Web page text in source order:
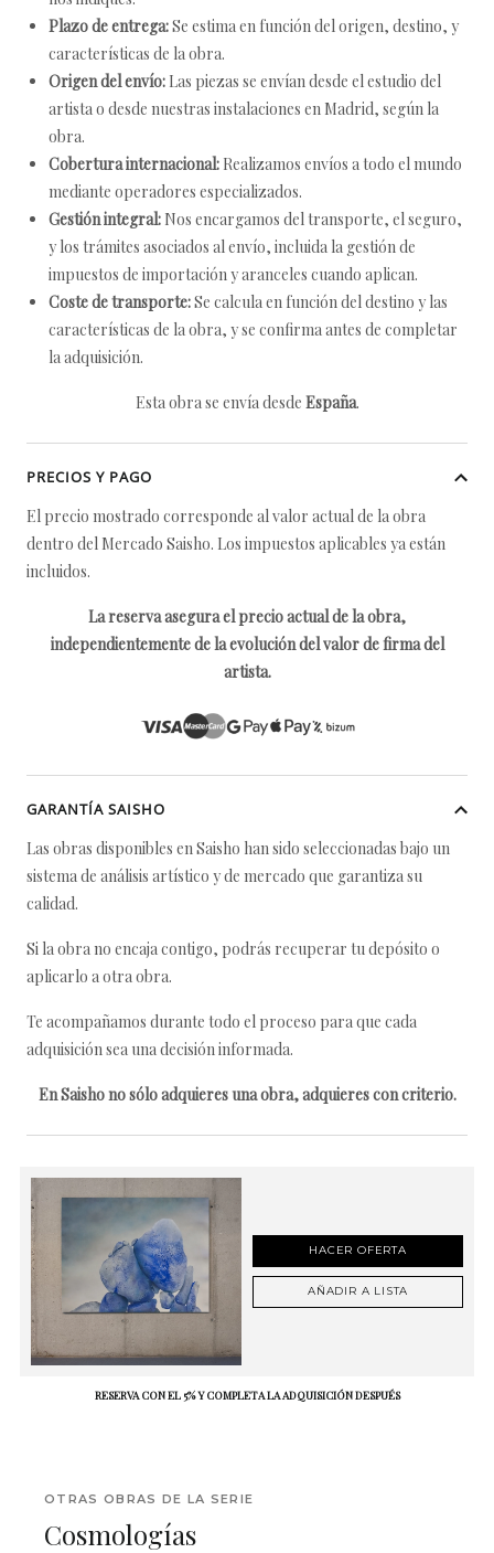
Plazo de entrega:Se estima en función del origen, destino, y
características de la obra.
Origen del envío: Las piezas se envían desde el estudio del
artista o desde nuestras instalaciones en Madrid, según la
obra.
Cobertura internacional: Realizamos envíos a todo el mundo
mediante operadores especializados.
Gestión integral: Nos encargamos del transporte, el seguro,
y los trámites asociados al envío, incluida la gestión de
impuestos de importación y aranceles cuando aplican.
Coste de transporte:Se calcula en función del destino y las
características de la obra, y se confirma antes de completar
la adquisición.
Esta obra se envía desde España.
PRECIOS Y PAGO
El precio mostrado corresponde al valor actual de la obra
dentro del Mercado Saisho. Los impuestos aplicables ya están
incluidos.
La reserva asegura el precio actual de la obra,
independientemente de la evolución del valor de firma del
artista.
GARANTÍA SAISHO
Las obras disponibles en Saisho han sido seleccionadas bajo un
sistema de análisis artístico y de mercado que garantiza su
calidad.
Si la obra no encaja contigo, podrás recuperar tu depósito o
aplicarlo a otra obra.
Te acompañamos durante todo el proceso para que cada
adquisición sea una decisión informada.
En Saisho no sólo adquieres una obra, adquieres con criterio.
HACER OFERTA
AÑADIR A LISTA
RESERVA CON EL 5% Y COMPLETA LA ADQUISICIÓN DESPUÉS
OTRAS OBRAS DE LA SERIE
Cosmologías